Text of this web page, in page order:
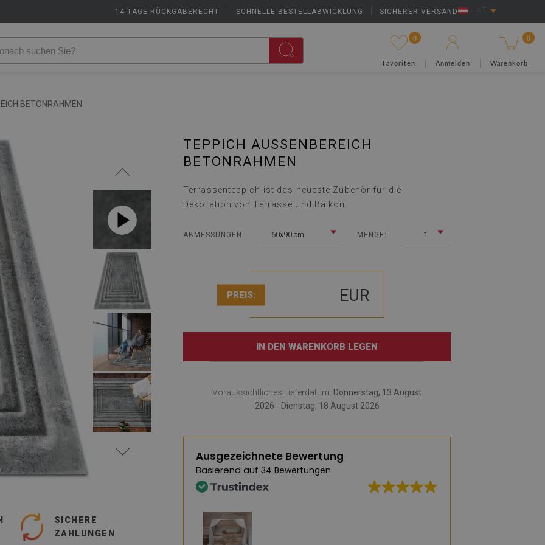
14 TAGE RÜCKGABERECHT SCHNELLE BESTELLABWICKLUNG SICHERER VERSAND
0
Favoriten Anmelden
0
Warenkorb
BETONRAHMEN
SICHERE
ZAHLUNGEN
TEPPICH AUSSENBEREICH B
ETONRAHMEN
Terrassenteppich ist das neueste Zubehör für die
Dekoration von Terrasse und Balkon.
ABMESSUNGEN: 60x90 cm MENGE: 1
PREIS: EUR
IN DEN WARENKORB LEGEN
Voraussichtliches Lieferdatum: Donnerstag, 13 August
2026 - Dienstag, 18 August 2026
Ausgezeichnete Bewertung
Basierend auf 34 Bewertungen